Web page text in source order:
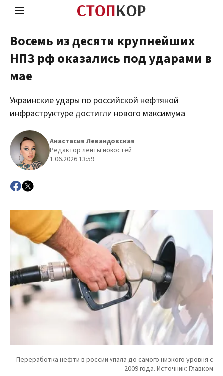
Стоп Политической Коррупции
Политика
Восемь из десяти крупнейших
НПЗ рф оказались под ударами в
мае
Украинские удары по российской нефтяной
инфраструктуре достигли нового максимума
Анастасия Левандовская
Редактор ленты новостей
1.06.2026 13:59